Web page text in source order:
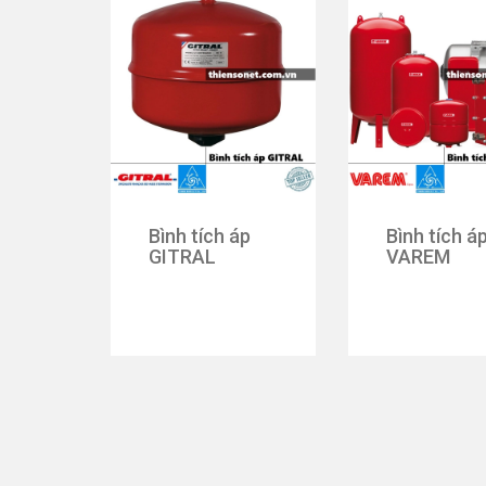
Bình tích áp
GITRAL
Bình tích
VAREM